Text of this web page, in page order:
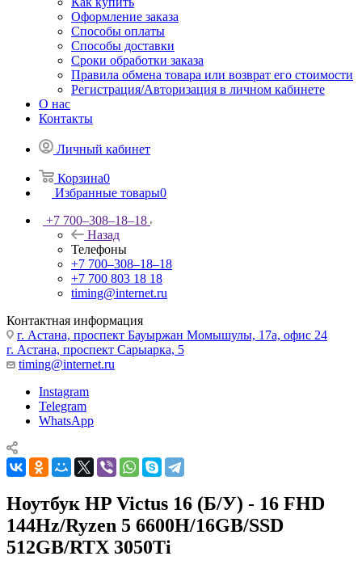
Оформление заказа
Способы оплаты
Способы доставки
Сроки обработки заказа
Правила обмена товара или возврат его стоимости
Регистрация/Авторизация в личном кабинете
О нас
Контакты
Личный кабинет
Корзина0
Избранные товары0
+7 700‒308‒18‒18
Назад
Телефоны
+7 700‒308‒18‒18
+7 700 803 18 18
timing@internet.ru
Контактная информация
г. Астана, проспект Бауыржан Момышулы, 17а, офис 24
г. Астана, проспект Сарыарка, 5
timing@internet.ru
Instagram
Telegram
WhatsApp
Ноутбук HP Victus 16 (Б/У) - 16 FHD
144Hz/Ryzen 5 6600H/16GB/SSD
512GB/RTX 3050Ti